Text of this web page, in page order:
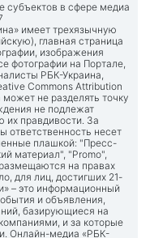
субъектов в сфере медиа
имеет трехязычную
главная страница
изображения
фотографии на Портале,
РБК-Украина,
Commons Attribution
не разделять точку
не подлежат
правдивости. За
ответственность несет
плашкой: "Пресс-
материал", "Promo",
на правах
для лиц, достигших 21-
– это информационный
и объявления,
базирующиеся на
и за которые
Онлайн-медиа «РБК-